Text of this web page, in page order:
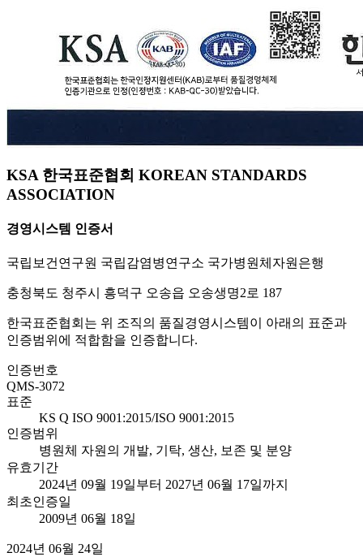
KSA 한국표준협회 KOREAN STANDARDS
ASSOCIATION
경영시스템 인증서
국립보건연구원 국립감염병연구소 국가병원체자원은행
충청북도 청주시 흥덕구 오송읍 오송생명2로 187
한국표준협회는 위 조직의 품질경영시스템이 아래의 표준과
인증범위에 적합함을 인증합니다.
인증번호
QMS-3072
표준
KS Q ISO 9001:2015/ISO 9001:2015
인증범위
병원체 자원의 개발, 기탁, 생산, 보존 및 분양
유효기간
2024년 09월 19일부터 2027년 06월 17일까지
최초인증일
2009년 06월 18일
2024년 06월 24일